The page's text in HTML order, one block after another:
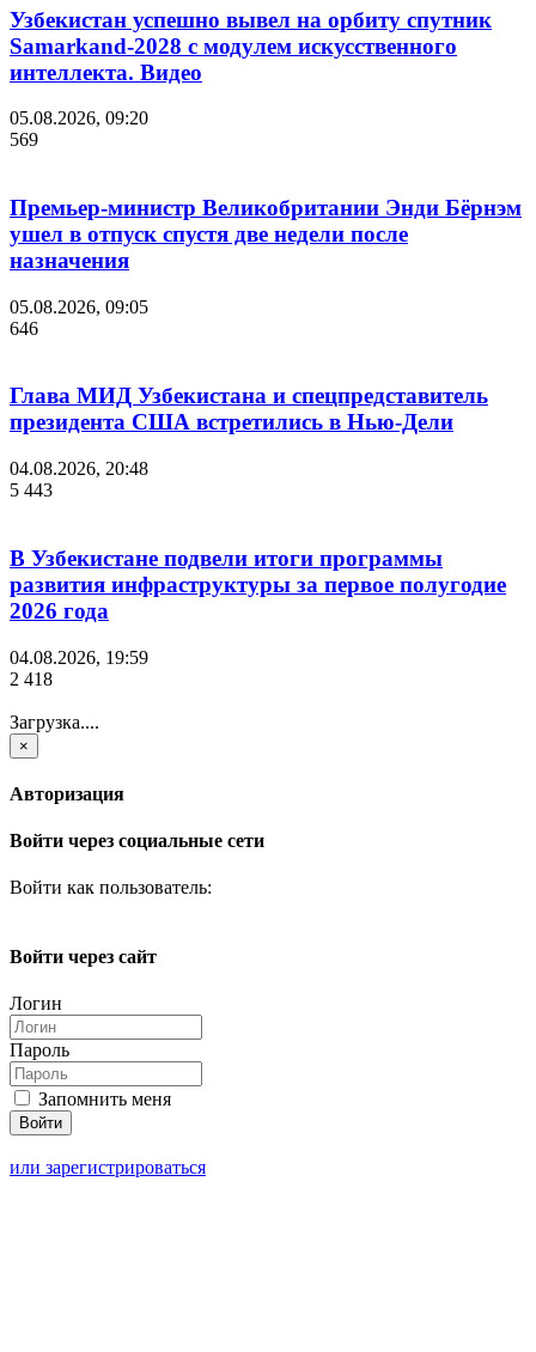
Узбекистан успешно вывел на орбиту спутник
Samarkand-2028 с модулем искусственного
интеллекта. Видео
05.08.2026, 09:20
569
Премьер-министр Великобритании Энди Бёрнэм
ушел в отпуск спустя две недели после
назначения
05.08.2026, 09:05
646
Глава МИД Узбекистана и спецпредставитель
президента США встретились в Нью-Дели
04.08.2026, 20:48
5 443
В Узбекистане подвели итоги программы
развития инфраструктуры за первое полугодие
2026 года
04.08.2026, 19:59
2 418
Загрузка....
×
Авторизация
Войти через социальные сети
Войти как пользователь:
Войти через сайт
Логин
Пароль
Запомнить меня
или зарегистрироваться